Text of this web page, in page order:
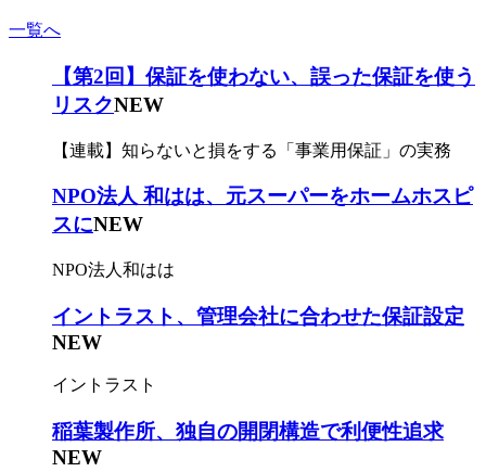
一覧へ
【第2回】保証を使わない、誤った保証を使う
リスクNEW
【連載】知らないと損をする「事業用保証」の実務
NPO法人 和はは、元スーパーをホームホスピ
スにNEW
NPO法人和はは
イントラスト、管理会社に合わせた保証設定
NEW
イントラスト
稲葉製作所、独自の開閉構造で利便性追求
NEW